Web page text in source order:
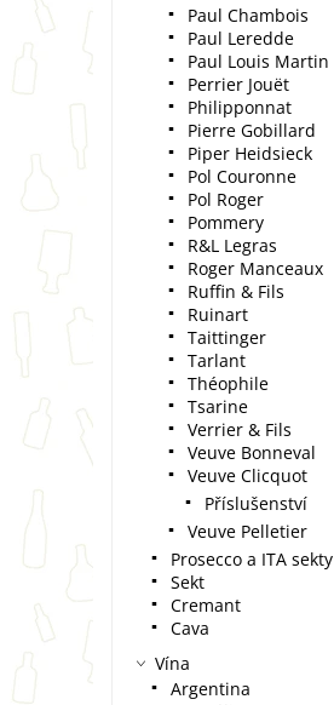
Paul Chambois
Paul Leredde
Paul Louis Martin
Perrier Jouët
Philipponnat
Pierre Gobillard
Piper Heidsieck
Pol Couronne
Pol Roger
Pommery
R&L Legras
Roger Manceaux
Ruffin & Fils
Ruinart
Taittinger
Tarlant
Théophile
Tsarine
Verrier & Fils
Veuve Bonneval
Veuve Clicquot
Příslušenství
Veuve Pelletier
Prosecco a ITA sekty
Sekt
Cremant
Cava
Vína
Argentina